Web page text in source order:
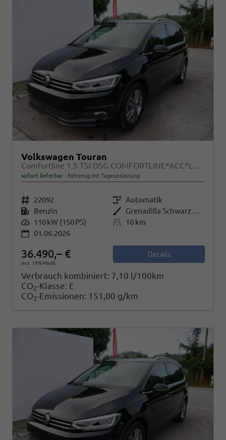
Volkswagen Touran
Comfortline 1.5 TSI DSG COMFORTLINE*ACC*LED*PDC*KAMERA*NAVI*SHZ* 7-SITZER 17-ZOLL
sofort lieferbar Fahrzeug mit Tageszulassung
Fahrzeugnr. 22092 Getriebe Automatik
Kraftstoff Benzin Außenfarbe
Grenadilla Schwarz Metallic
Leistung 110 kW (150 PS) Kilometerstand
10 km
01.06.2026
36.490,– €
incl. 19% MwSt.
Details
Verbrauch kombiniert: 7,10 l/100km
CO2-Klasse: E
CO2-Emissionen: 151,00 g/km